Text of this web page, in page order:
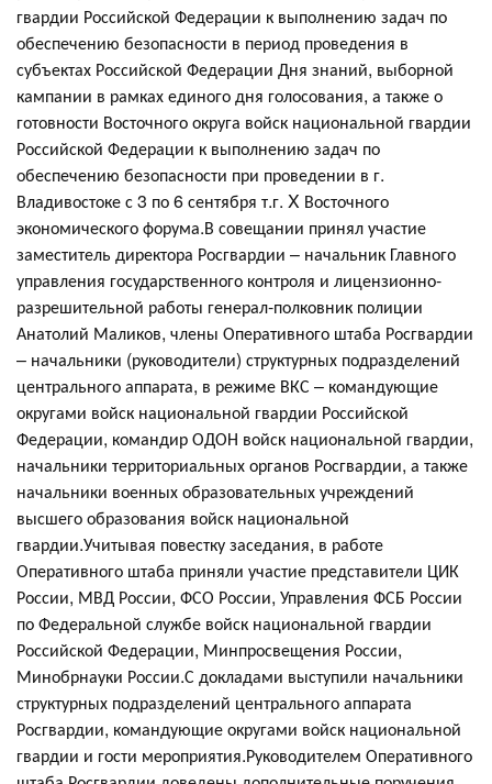
гвардии Российской Федерации к выполнению задач по
обеспечению безопасности в период проведения в
субъектах Российской Федерации Дня знаний, выборной
кампании в рамках единого дня голосования, а также о
готовности Восточного округа войск национальной гвардии
Российской Федерации к выполнению задач по
обеспечению безопасности при проведении в г.
Владивостоке с 3 по 6 сентября т.г. X Восточного
экономического форума.В совещании принял участие
заместитель директора Росгвардии – начальник Главного
управления государственного контроля и лицензионно-
разрешительной работы генерал-полковник полиции
Анатолий Маликов, члены Оперативного штаба Росгвардии
– начальники (руководители) структурных подразделений
центрального аппарата, в режиме ВКС – командующие
округами войск национальной гвардии Российской
Федерации, командир ОДОН войск национальной гвардии,
начальники территориальных органов Росгвардии, а также
начальники военных образовательных учреждений
высшего образования войск национальной
гвардии.Учитывая повестку заседания, в работе
Оперативного штаба приняли участие представители ЦИК
России, МВД России, ФСО России, Управления ФСБ России
по Федеральной службе войск национальной гвардии
Российской Федерации, Минпросвещения России,
Минобрнауки России.С докладами выступили начальники
структурных подразделений центрального аппарата
Росгвардии, командующие округами войск национальной
гвардии и гости мероприятия.Руководителем Оперативного